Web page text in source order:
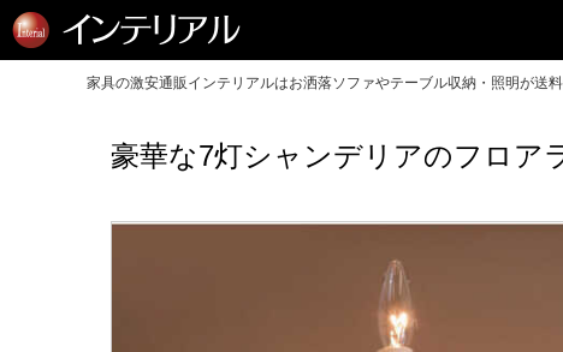
家具の激安通販インテリアルはお洒落ソファやテーブル収納・照明が送
豪華な7灯シャンデリアのフロア